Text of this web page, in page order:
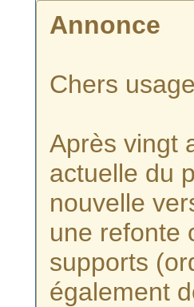
Annonce
Chers
Après vingt
actuelle du
nouvelle
une refonte
supports
également